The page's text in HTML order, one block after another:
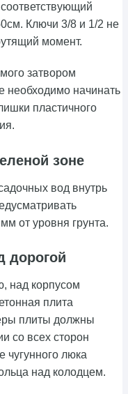
Ключи 3/8 и 1/2 не
момент.
затвором
необходимо начинать
пластичного
зоне
вод внутрь
от уровня грунта.
дорогой
над корпусом
плита
плиты должны
со всех сторон
люка
над колодцем.